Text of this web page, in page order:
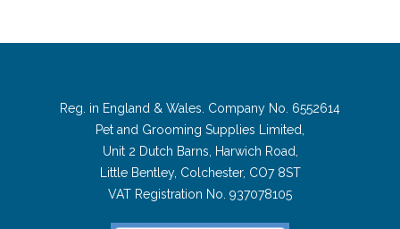
Reg. in England & Wales. Company No. 6552614
Pet and Grooming Supplies Limited,
Unit 2 Dutch Barns, Harwich Road,
Little Bentley, Colchester, CO7 8ST
VAT Registration No. 937078105